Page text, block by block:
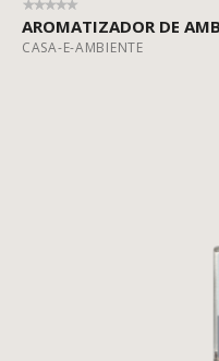
AROMATIZADOR DE
CASA-E-AMBIENTE